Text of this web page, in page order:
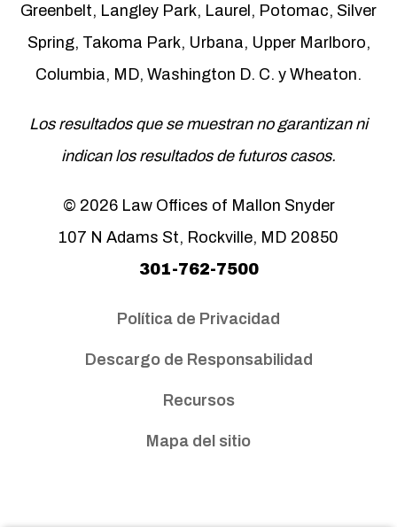
Greenbelt, Langley Park, Laurel, Potomac, Silver
Spring, Takoma Park, Urbana, Upper Marlboro,
Columbia, MD, Washington D. C. y Wheaton.
Los resultados que se muestran no garantizan ni
indican los resultados de futuros casos.
© 2026 Law Offices of Mallon Snyder
107 N Adams St, Rockville, MD 20850
301-762-7500
Política de Privacidad
Descargo de Responsabilidad
Recursos
Mapa del sitio